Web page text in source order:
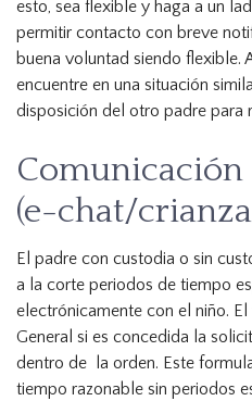
esto, sea flexible y haga a un
permitir contacto con breve
buena voluntad siendo flexible.
encuentre en una situación
disposición del otro padre para
(e-chat/
El padre con custodia o sin
a la corte periodos de tiempo
electrónicamente con el niño.
General si es concedida la
dentro de la orden. Este
tiempo razonable sin periodos